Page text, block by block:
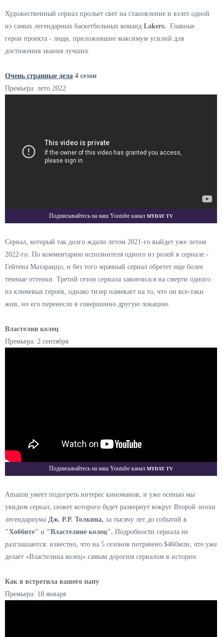
Художественный сериал прольет свет на становление и взлет одной
из самых легендарных баскетбольных команд Lakers. Главные
герои проекта - люди, приложившие максимум усилий для
достижения звания лучших.
Очень странные дела 4 сезон
Премьера: лето 2022
Подписывайтесь на наш Youtube канал Myday TV
Сериал, который так долго ждали летом 2021-го выйдет уже летом
2022-го. По комментарию исполнителя одного из ролей в сериале -
Гейтена Матараццо, и без того мрачный сериал обретет еще более
темные оттенки. Третий сезон сериала закончился на смерти одного
из ключевых героев, однако тизер намекает на то, что он все-таки
жив, но его перенесло в совершенно другую локацию.
Властелин колец
Премьера: 2 сентября
Подписывайтесь на наш Youtube канал Myday TV
Amazon умеет подогреть интерес киноманов, и уже осенью мы
увидим сериал, сюжет которого будет развернут вокруг Второй эпохи
легендариума Дж. Р.Р. Толкина, за тысячу лет до событий в
"Хоббите" и "Властелине колец". Подробности сериала не
разглашаются: известно, что на 5 сезонов потрачено $460млн, что уже
делает «Властелина колец» самым дорогим сериалом в истории.
Как я встретила вашего папу
Премьера: 18 января